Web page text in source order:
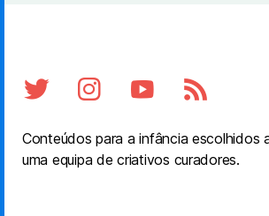
Conteúdos para a infância escolhidos
uma equipa de criativos curadores.